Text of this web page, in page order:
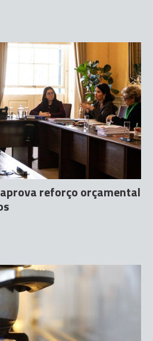
reforço orçamental